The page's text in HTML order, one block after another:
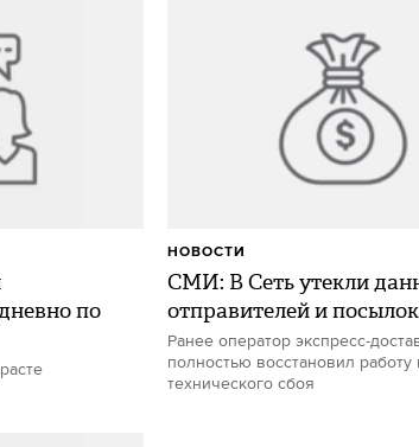
по
СМИ: В Сеть утекли
отправителей и
Ранее оператор экспресс-
полностью восстановил работу
технического сбоя
НОВОСТИ